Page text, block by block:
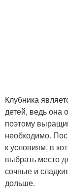
Клубника
детей, ведь она
поэтому
необходимо.
к условиям, в
выбрать место
сочные и
дольше.